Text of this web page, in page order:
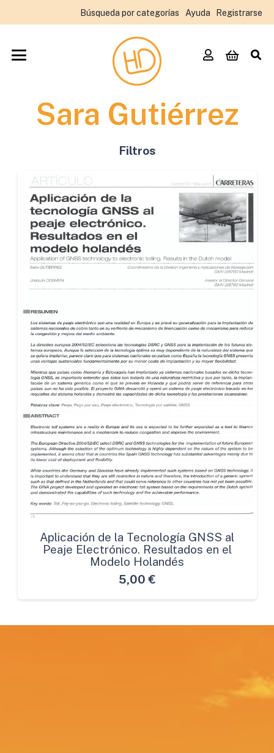
Búsqueda por categorías Ayuda Registrarse
Sara Gutiérrez
Filtros
Aplicación de la Tecnología GNSS al
Peaje Electrónico. Resultados en el
Modelo Holandés
5,00 €